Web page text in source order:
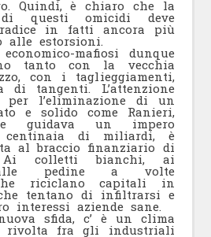
Quindi, è chiaro che la
di questi omicidi deve
in fatti ancora più
alle estorsioni.
mafiosi dunque
tanto con la vecchia
con i taglieggiamenti,
tangenti. L’attenzione
l’eliminazione di un
e solido come Ranieri,
guidava un impero
centinaia di miliardi, è
al braccio finanziario di
Ai colletti bianchi, ai
alle pedine a volte
riciclano capitali in
tentano di infiltrarsi e
interessi aziende sane.
sfida, c’ è un clima
rivolta fra gli industriali